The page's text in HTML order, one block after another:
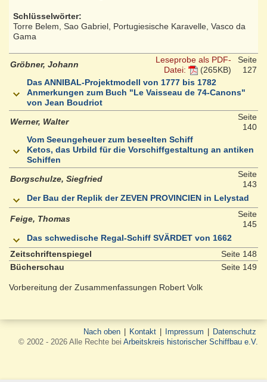
Schlüsselwörter:
Torre Belem, Sao Gabriel, Portugiesische Karavelle, Vasco da
Gama
Gröbner, Johann
Leseprobe als PDF-
Datei:
(265KB)
Seite
127
Das ANNIBAL-Projektmodell von 1777 bis 1782
Anmerkungen zum Buch "Le Vaisseau de 74-Canons"
von Jean Boudriot
Werner, Walter
Seite
140
Vom Seeungeheuer zum beseelten Schiff
Ketos, das Urbild für die Vorschiffgestaltung an antiken
Schiffen
Borgschulze, Siegfried
Seite
143
Der Bau der Replik der ZEVEN PROVINCIEN in Lelystad
Feige, Thomas
Seite
145
Das schwedische Regal-Schiff SVÄRDET von 1662
Zeitschriftenspiegel
Seite 148
Bücherschau
Seite 149
Vorbereitung der Zusammenfassungen Robert Volk
Nach oben Kontakt Impressum
Datenschutz
© 2002 - 2026 Alle Rechte bei Arbeitskreis historischer Schiffbau e.V.